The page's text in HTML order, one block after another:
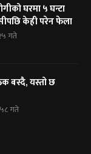
घरमा ५ घन्टा
केही परेन फेला
गते
बस्दै, यस्तो छ
गते